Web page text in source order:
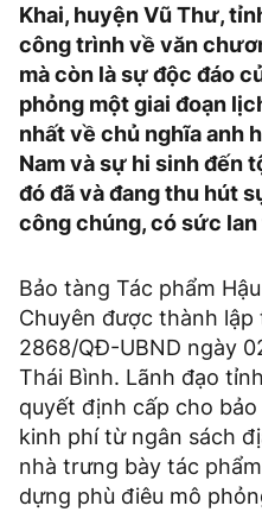
Khai, huyện Vũ Thư,
công trình về văn
mà còn là sự độc đáo
phỏng một giai đoạn
nhất về chủ nghĩa anh
Nam và sự hi sinh đến
đó đã và đang thu hút
công chúng, có sức
Bảo tàng Tác phẩm
Chuyên được thành
2868/QĐ-UBND ngày
Thái Bình. Lãnh đạo
quyết định cấp cho
kinh phí từ ngân sách
nhà trưng bày tác
dựng phù điêu mô